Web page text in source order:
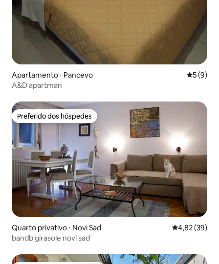
Apartamento ⋅ Pancevo 5 de
5 (9)
A&D apartman
Preferido dos hóspedes
Preferido dos hóspedes
Quarto privativo ⋅ Novi Sad 4,82 de uma
4,82 (39)
bandb girasole novi sad